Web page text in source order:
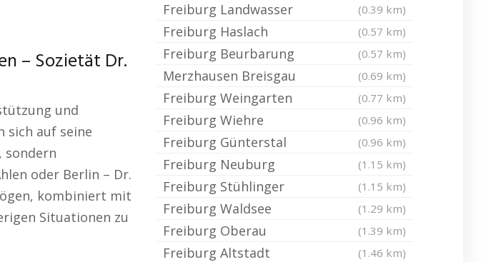
– Sozietät Dr.
und
sich auf seine
sondern
oder Berlin – Dr.
kombiniert mit
Situationen zu
Freiburg Landwasser (0.39 km)
Freiburg Haslach (0.57 km)
Freiburg Beurbarung (0.57 km)
Merzhausen Breisgau (0.69 km)
Freiburg Weingarten (0.77 km)
Freiburg Wiehre (0.96 km)
Freiburg Günterstal (0.96 km)
Freiburg Neuburg (1.15 km)
Freiburg Stühlinger (1.15 km)
Freiburg Waldsee (1.29 km)
Freiburg Oberau (1.39 km)
Freiburg Altstadt (1.46 km)